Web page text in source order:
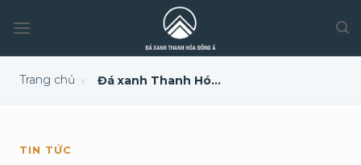
Trang chủ › Đá xanh Thanh Hóa có phải là đá nhuộm không?
TIN TỨC